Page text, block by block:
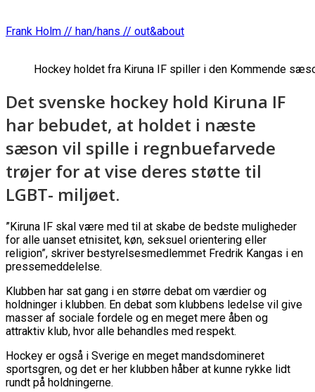
Frank Holm // han/hans // out&about
Hockey holdet fra Kiruna IF spiller i den Kommende
Det svenske hockey hold Kiruna IF
har bebudet, at holdet i næste
sæson vil spille i regnbuefarvede
trøjer for at vise deres støtte til
LGBT- miljøet.
”Kiruna IF skal være med til at skabe de bedste muligheder
for alle uanset etnisitet, køn, seksuel orientering eller
religion”, skriver bestyrelsesmedlemmet Fredrik Kangas i en
pressemeddelelse.
Klubben har sat gang i en større debat om værdier og
holdninger i klubben. En debat som klubbens ledelse vil give
masser af sociale fordele og en meget mere åben og
attraktiv klub, hvor alle behandles med respekt.
Hockey er også i Sverige en meget mandsdomineret
sportsgren, og det er her klubben håber at kunne rykke lidt
rundt på holdningerne.